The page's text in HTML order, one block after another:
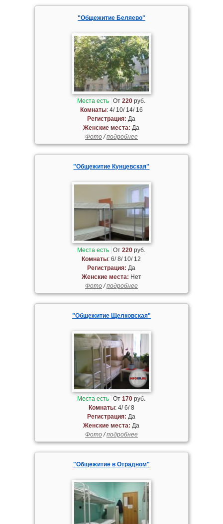
"Общежитие Беляево"
Места есть От220 руб.
Комнаты: 4/ 10/ 14/ 16
Регистрация: Да
Женские места: Да
Фото/подробнее
"Общежитие Кунцевская"
Места есть От220 руб.
Комнаты: 6/ 8/ 10/ 12
Регистрация: Да
Женские места: Нет
Фото/подробнее
"Общежитие Щелковская"
Места есть От170 руб.
Комнаты: 4/ 6/ 8
Регистрация: Да
Женские места: Да
Фото/подробнее
"Общежитие в Отрадном"